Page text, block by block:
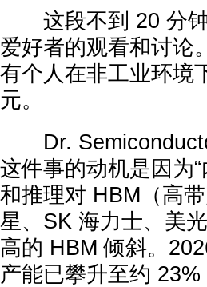
这段不到 20 分钟
爱好者的观看和讨论
有个人在非工业环境
元。
Dr.
这件事的动机是因为
和推理对 HBM（高
星、SK 海力士、美
高的 HBM 倾斜。
产能已攀升至约